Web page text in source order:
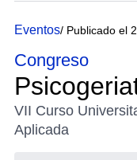
Eventos/ Publicado el
Congreso
VII Curso
Aplicada